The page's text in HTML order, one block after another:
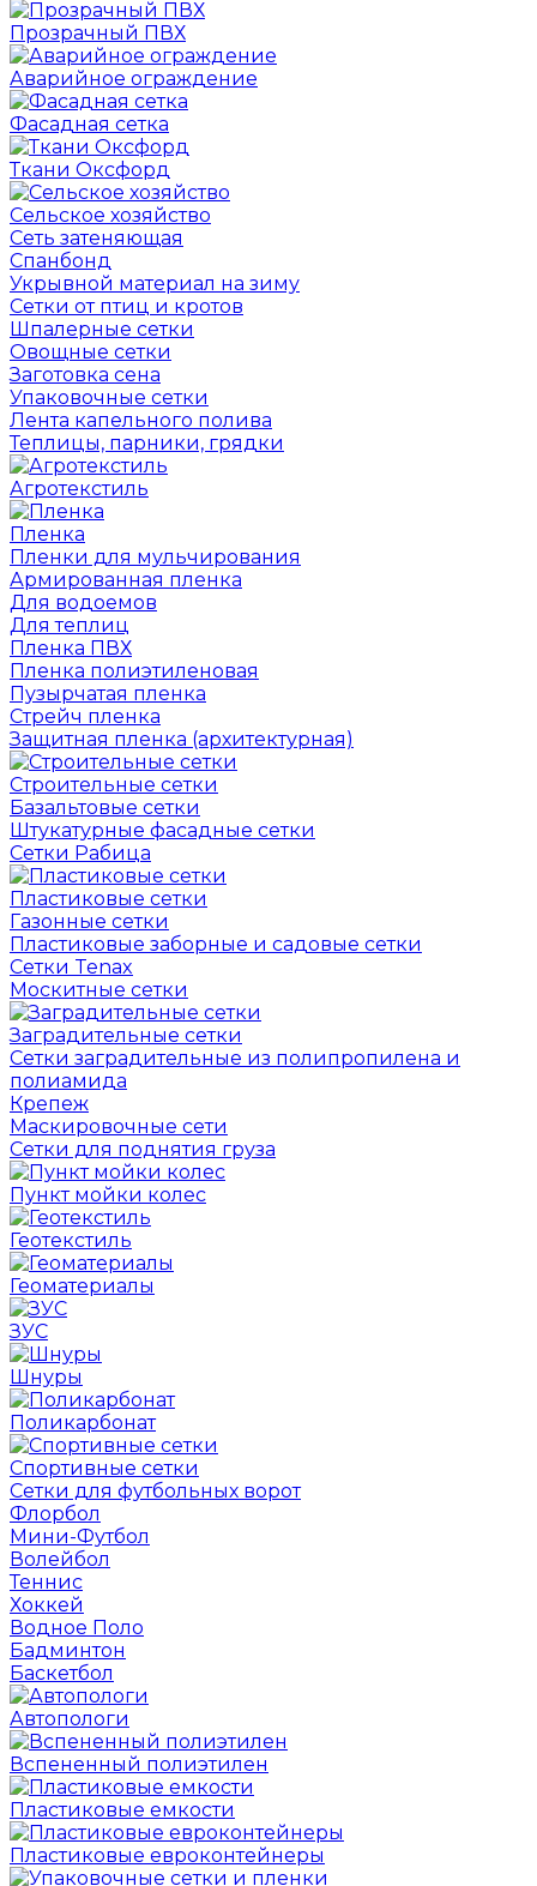
Прозрачный ПВХ
Аварийное ограждение
Фасадная сетка
Ткани Оксфорд
Сельское хозяйство
Сеть затеняющая
Спанбонд
Укрывной материал на зиму
Сетки от птиц и кротов
Шпалерные сетки
Овощные сетки
Заготовка сена
Упаковочные сетки
Лента капельного полива
Теплицы, парники, грядки
Агротекстиль
Пленка
Пленки для мульчирования
Армированная пленка
Для водоемов
Для теплиц
Пленка ПВХ
Пленка полиэтиленовая
Пузырчатая пленка
Cтрейч пленка
Защитная пленка (архитектурная)
Строительные сетки
Базальтовые сетки
Штукатурные фасадные сетки
Сетки Рабица
Пластиковые сетки
Газонные сетки
Пластиковые заборные и садовые сетки
Сетки Tenax
Москитные сетки
Заградительные сетки
Сетки заградительные из полипропилена и
полиамида
Крепеж
Маскировочные сети
Сетки для поднятия груза
Пункт мойки колес
Геотекстиль
Геоматериалы
ЗУС
Шнуры
Поликарбонат
Спортивные сетки
Сетки для футбольных ворот
Флорбол
Мини-Футбол
Волейбол
Теннис
Хоккей
Водное Поло
Бадминтон
Баскетбол
Автопологи
Вспененный полиэтилен
Пластиковые емкости
Пластиковые евроконтейнеры